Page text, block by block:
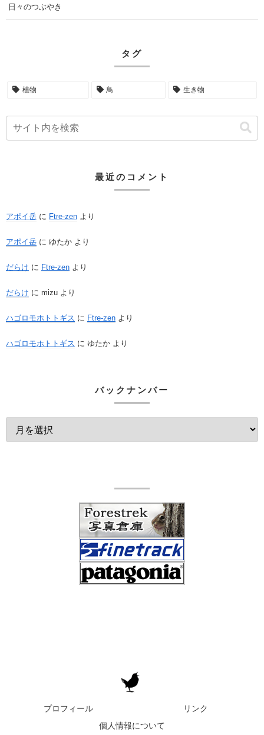
日々のつぶやき
タグ
植物 鳥 生き物
最近のコメント
アポイ岳 に Ftre-zen より
アポイ岳 に ゆたか より
だらけ に Ftre-zen より
だらけ に mizu より
ハゴロモホトトギス に Ftre-zen より
ハゴロモホトトギス に ゆたか より
バックナンバー
プロフィール
リンク
個人情報について